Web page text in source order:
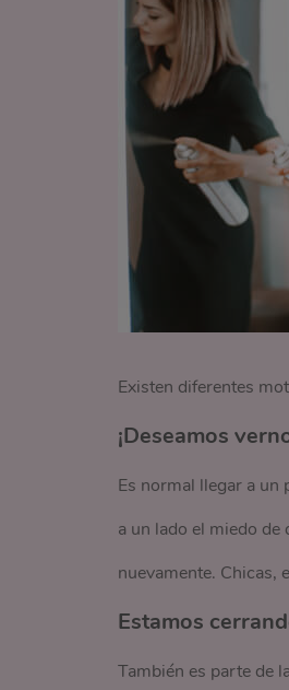
Existen diferentes
¡Deseamos
Es normal llegar a un
a un lado el miedo
nuevamente. Chicas,
Estamos
También es parte de